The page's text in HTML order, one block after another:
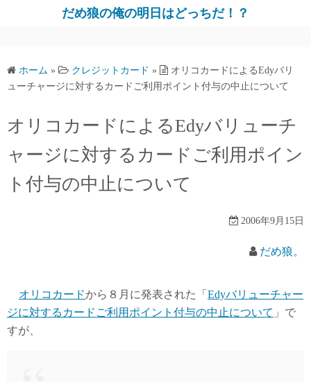
だめ狼の俺の明日はどっちだ！？
ホーム » クレジットカード »
オリコカードによるEdyバリ
ューチャージに対するカードご利用ポイント付与の中止について
オリコカードによるEdyバリューチ
ャージに対するカードご利用ポイン
ト付与の中止について
2006年9月15日
だめ狼。
オリコカードから８月に発表された「 Edyバリューチャー
ジに対するカードご利用ポイント付与の中止について 」で
すが、